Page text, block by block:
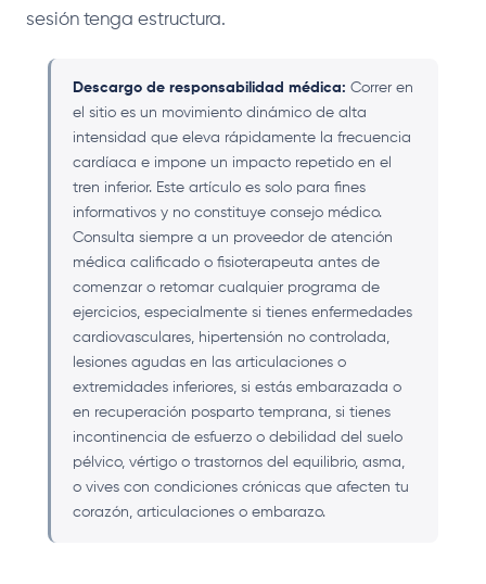
sesión tenga estructura.
Descargo de responsabilidad médica: Correr en
el sitio es un movimiento dinámico de alta
intensidad que eleva rápidamente la frecuencia
cardíaca e impone un impacto repetido en el
tren inferior. Este artículo es solo para fines
informativos y no constituye consejo médico.
Consulta siempre a un proveedor de atención
médica calificado o fisioterapeuta antes de
comenzar o retomar cualquier programa de
ejercicios, especialmente si tienes enfermedades
cardiovasculares, hipertensión no controlada,
lesiones agudas en las articulaciones o
extremidades inferiores, si estás embarazada o
en recuperación posparto temprana, si tienes
incontinencia de esfuerzo o debilidad del suelo
pélvico, vértigo o trastornos del equilibrio, asma,
o vives con condiciones crónicas que afecten tu
corazón, articulaciones o embarazo.